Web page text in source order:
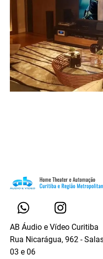
AB Áudio e Vídeo Curitiba
Rua Nicarágua, 962 -
03 e 06